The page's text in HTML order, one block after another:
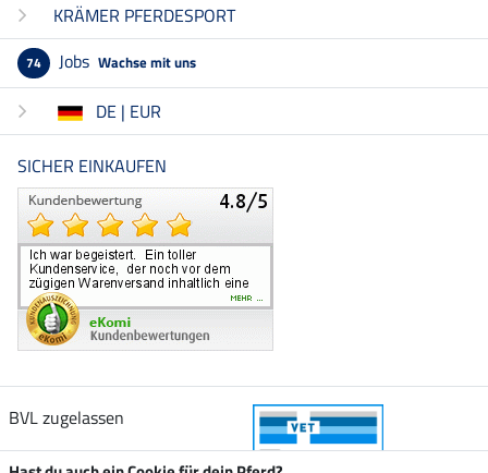
KRÄMER PFERDESPORT
74 Jobs Wachse mit uns
DE | EUR
SICHER EINKAUFEN
BVL zugelassen